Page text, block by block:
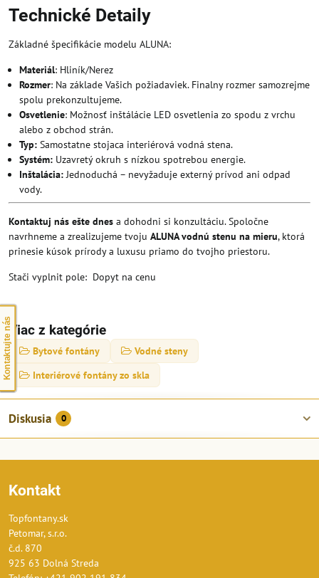
Technické Detaily
Základné špecifikácie modelu ALUNA:
Materiál: Hliník/Nerez
Rozmer: Na základe Vašich požiadaviek. Finalny rozmer samozrejme
spolu prekonzultujeme.
Osvetlenie: Možnosť inštálácie LED osvetlenia zo spodu z vrchu
alebo z obchod strán.
Typ: Samostatne stojaca interiérová vodná stena.
Systém: Uzavretý okruh s nízkou spotrebou energie.
Inštalácia:Jednoduchá – nevyžaduje externý prívod ani odpad
vody.
Kontaktuj nás ešte dnes a dohodni si konzultáciu. Spoločne
navrhneme a zrealizujeme tvoju ALUNA vodnú stenu na mieru, ktorá
prinesie kúsok prírody a luxusu priamo do tvojho priestoru.
Stači vyplnit pole: Dopyt na cenu
Viac z kategórie
Bytové fontány
Vodné steny
Interiérové fontány zo skla
Diskusia 0
Kontakt
Topfontany.sk
Petomar, s.r.o.
č.d. 870
925 63 Dolná Streda
Kontaktujte nás